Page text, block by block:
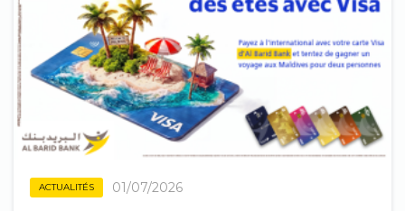
ACTUALITÉS 01/07/2026